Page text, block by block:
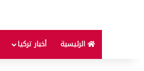
الرئيسية أخبار تركيا